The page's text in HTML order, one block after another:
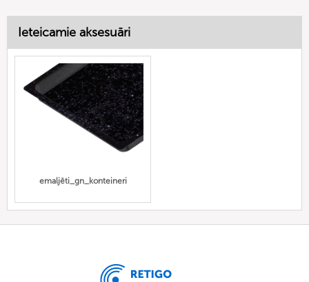
Ieteicamie aksesuāri
emaljēti_gn_konteineri